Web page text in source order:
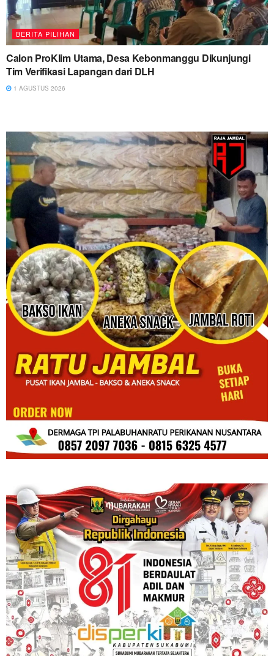
BERITA PILIHAN
Calon ProKlim Utama, Desa Kebonmanggu Dikunjungi
Tim Verifikasi Lapangan dari DLH
1 AGUSTUS 2026